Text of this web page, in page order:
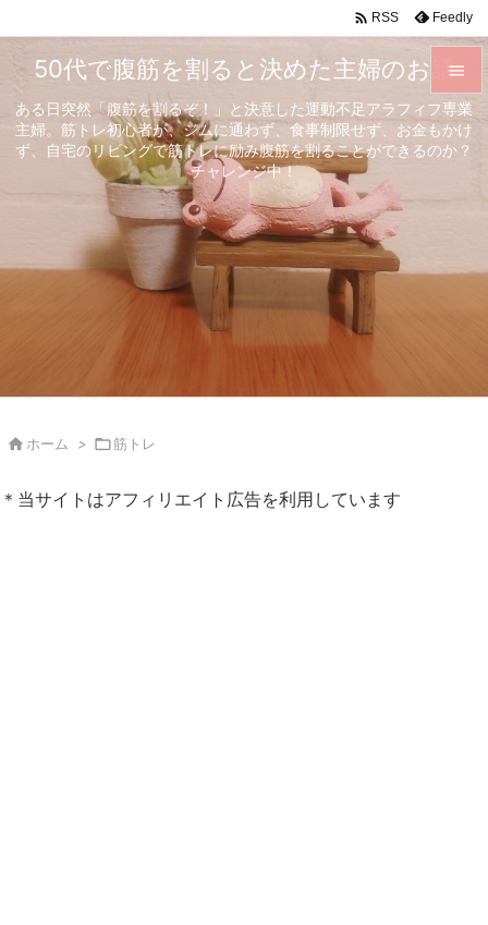
50代で腹筋を割ると決めた主婦のお話
ある日突然「腹筋を割るぞ！」と決意した運動不足アラフィフ専業
主婦。筋トレ初心者が、ジムに通わず、食事制限せず、お金もかけ
ず、自宅のリビングで筋トレに励み腹筋を割ることができるのか？
チャレンジ中！


メニュ
 RSS Feedly
 ホーム > 筋トレ
＊当サイトはアフィリエイト広告を利用しています